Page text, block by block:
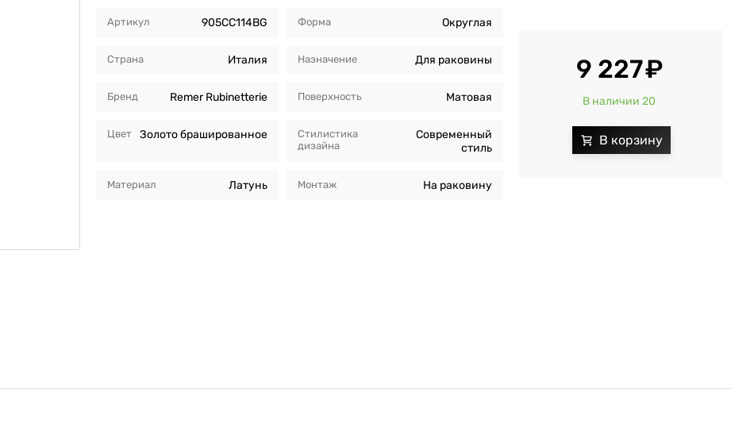
Артикул 905CC114BG
Страна Италия
Бренд Remer Rubinetterie
Цвет Золото брашированное
Материал Латунь
Форма Округлая
Назначение Для раковины
Поверхность Матовая
Стилистика
дизайна
Современный
стиль
Монтаж На раковину
9 227
В наличии 20